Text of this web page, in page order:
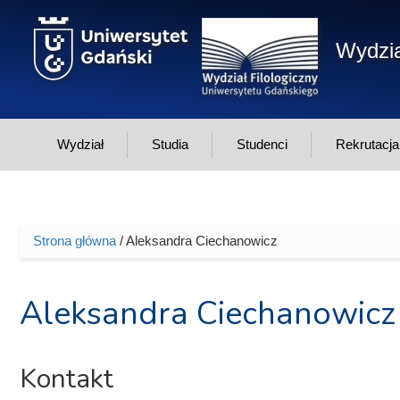
Wydział Studia Studenci Rekrutacja
Jesteś tutaj
Strona główna / Aleksandra Ciechanowicz
Aleksandra Ciechanowicz
Kontakt